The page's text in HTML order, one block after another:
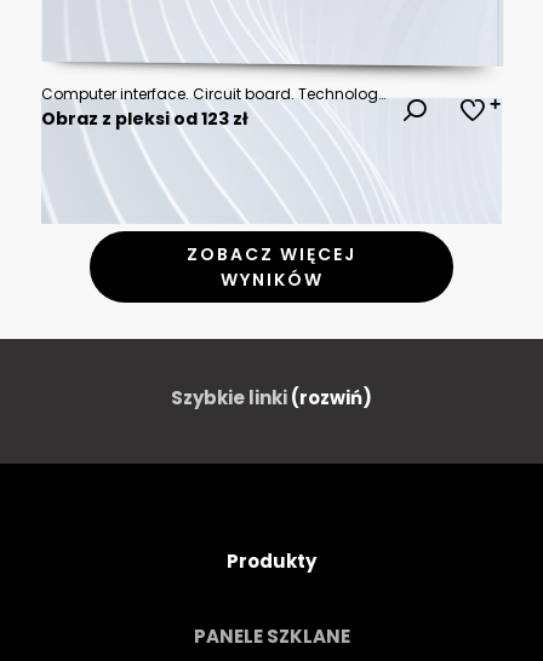
Computer interface. Circuit board. Technology background. CPU concept. Digital chip on motherboard. Tech science background. Integration. 3D illustration.
Obraz z pleksi od 123 zł
ZOBACZ WIĘCEJ
WYNIKÓW
Szybkie linki(rozwiń)
Produkty
PANELE SZKLANE